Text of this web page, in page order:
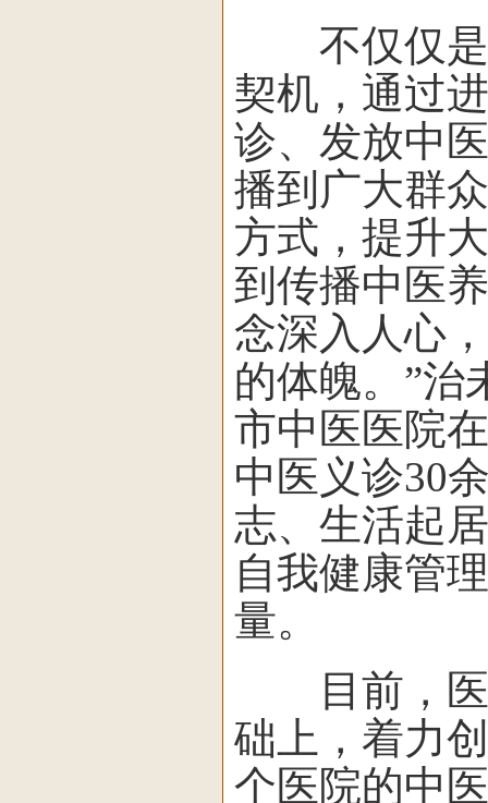
不仅仅是
契机，通过
诊、发放中
播到广大群
方式，提升
到传播中医
念深入人心
的体魄。”治
市中医医院
中医义诊30
志、生活起
自我健康管
量。
目前，医
础上，着力
个医院的中